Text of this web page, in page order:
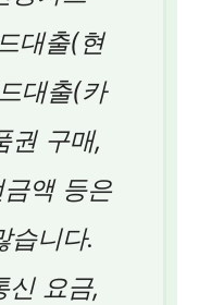
대출(현
대출(카
권 구매,
액 등은
습니다.
신 요금,